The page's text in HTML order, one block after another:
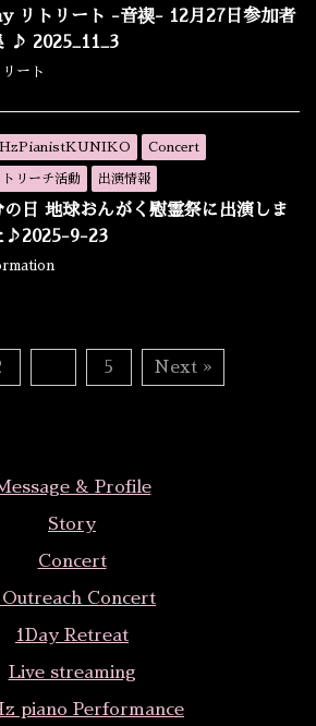
リトリート -音禊- 12月27日参加者
♪ 2025_11_3
リート
Concert
トリーチ活動 出演情報
の日 地球おんがく慰霊祭に出演しま
♪2025-9-23
5 Next »
& Profile
Story
Concert
Concert
1Day Retreat
Live streaming
piano Performance